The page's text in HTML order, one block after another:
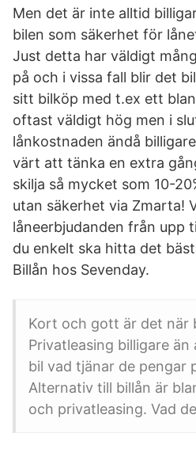
Men det är inte alltid
bilen som säkerhet för
Just detta har väldigt
på och i vissa fall blir det
sitt bilköp med t.ex ett
oftast väldigt hög men i
lånkostnaden ändå
värt att tänka en extra
skilja så mycket som 10-
utan säkerhet via Zmarta!
låneerbjudanden från upp
du enkelt ska hitta det
Billån hos Sevenday.
Kort och gott är det när
Privatleasing billigare än
bil vad tjänar de pengar
Alternativ till billån är
och privatleasing. Vad